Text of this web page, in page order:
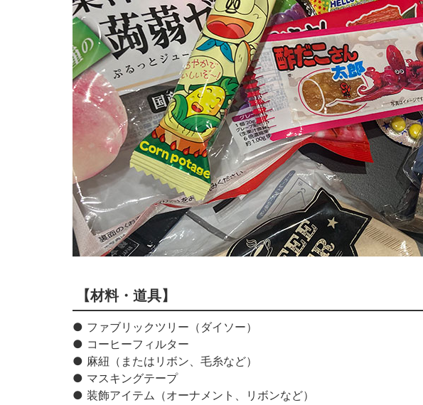
【材料・道具】
● ファブリックツリー（ダイソー）
● コーヒーフィルター
● 麻紐（またはリボン、毛糸など）
● マスキングテープ
● 装飾アイテム（オーナメント、リボンなど）